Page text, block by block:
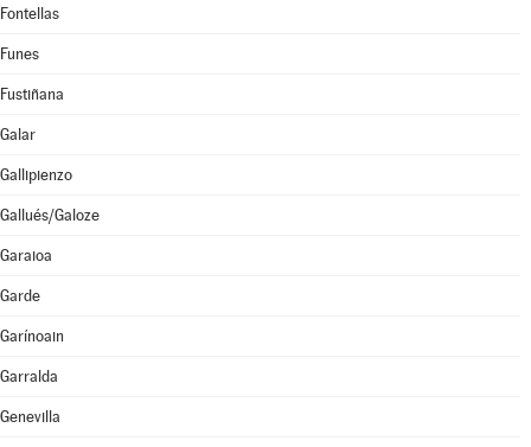
Fontellas
Funes
Fustiñana
Galar
Gallipienzo
Gallués/Galoze
Garaioa
Garde
Garínoain
Garralda
Genevilla